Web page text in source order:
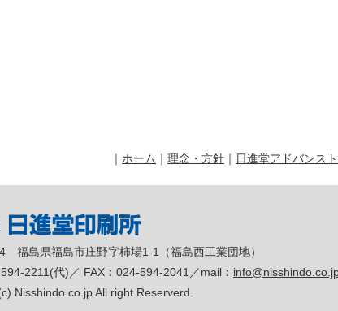
｜ ホーム ｜ 理念・方針 ｜ 日進堂アドバンス
福島県福島市庄野字柿場1-1（福島西工業団地）
2211(代)／ FAX：024-594-2041／mail：
Nisshindo.co.jp All right Reserverd.